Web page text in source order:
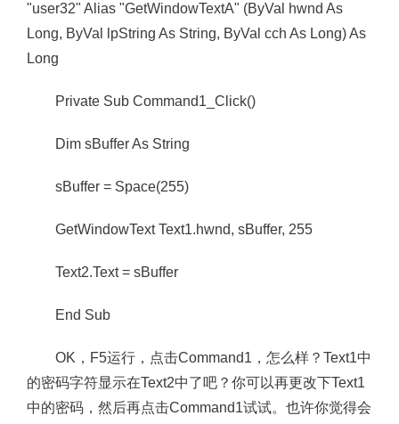
"user32" Alias "GetWindowTextA" (ByVal hwnd As
Long, ByVal lpString As String, ByVal cch As Long) As
Long
Private Sub Command1_Click()
Dim sBuffer As String
sBuffer = Space(255)
GetWindowText Text1.hwnd, sBuffer, 255
Text2.Text = sBuffer
End Sub
OK，F5运行，点击Command1，怎么样？Text1中
的密码字符显示在Text2中了吧？你可以再更改下Text1
中的密码，然后再点击Command1试试。也许你觉得会